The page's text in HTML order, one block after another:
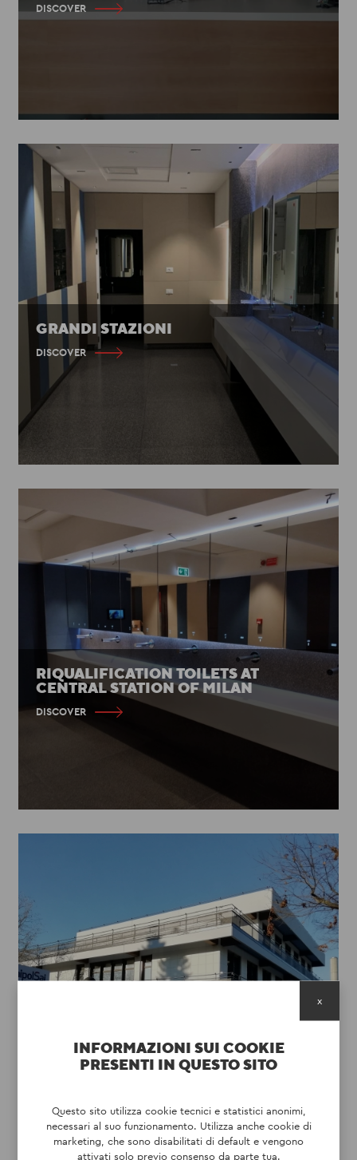
DISCOVER
GRANDI STAZIONI
DISCOVER
RIQUALIFICATION TOILETS AT
CENTRAL STATION OF MILAN
DISCOVER
DISCOVERINFORMAZIONI SUI COOKIE
PRESENTI IN QUESTO SITO
Questo sito utilizza cookie tecnici e statistici anonimi,
necessari al suo funzionamento. Utilizza anche cookie di
marketing, che sono disabilitati di default e vengono
attivati solo previo consenso da parte tua.
x